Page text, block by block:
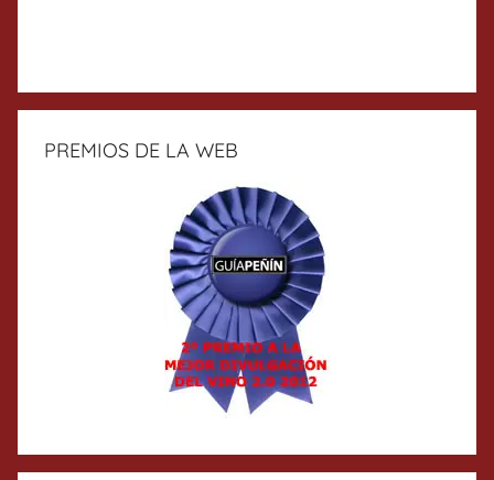
PREMIOS DE LA WEB